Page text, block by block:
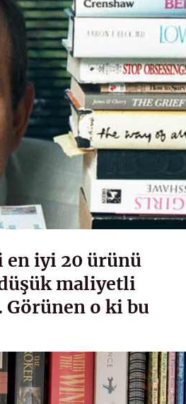
en iyi 20 ürünü
maliyetli
Görünen o ki bu